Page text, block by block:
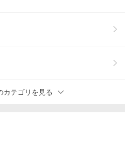
カテゴリを見る